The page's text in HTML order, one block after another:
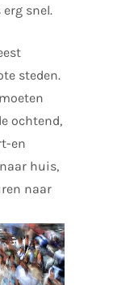
snel.
steden.
ochtend,
en
huis,
naar